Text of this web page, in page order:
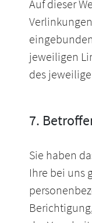
Auf dieser
jeweiligen
des
7.
Sie haben
Ihre bei uns